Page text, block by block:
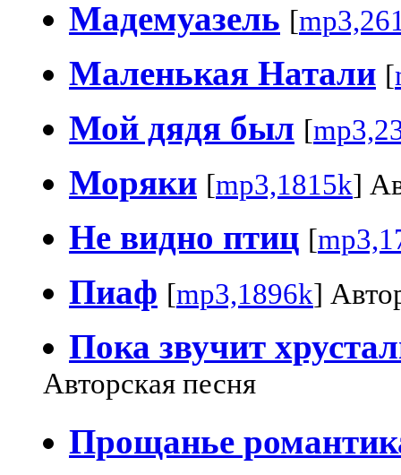
Мадемуазель [
Маленькая Натали [
Мой дядя был [
Моряки [mp3,1815k]
Не видно птиц [
Пиаф [mp3,1896k]
Пока звучит
Авторская песня
Прощанье